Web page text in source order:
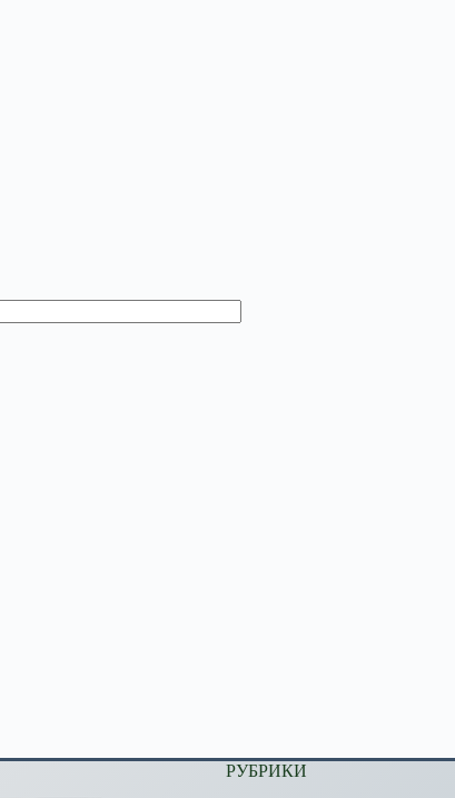
РУБРИКИ